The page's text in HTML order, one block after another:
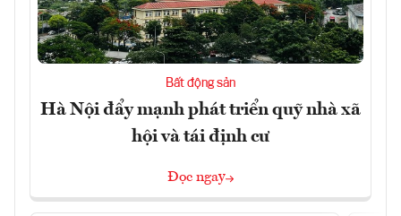
Bất động sản
Hà Nội đẩy mạnh phát triển quỹ nhà xã
hội và tái định cư
Đọc ngay